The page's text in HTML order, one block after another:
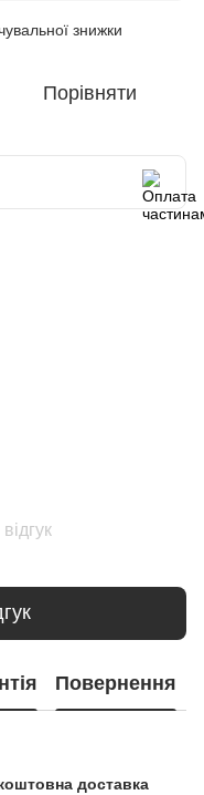
знижки
Порівняти
Повернення
доставка